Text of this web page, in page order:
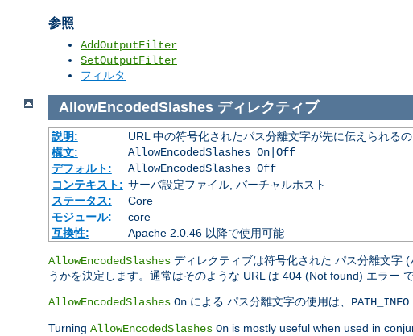
参照
AddOutputFilter
SetOutputFilter
フィルタ
AllowEncodedSlashes ディレクティブ
説明:
URL 中の符号化されたパス分離文字が先に伝えられる
構文:
AllowEncodedSlashes On|Off
デフォルト:
AllowEncodedSlashes Off
コンテキスト: サーバ設定ファイル, バーチャルホスト
ステータス:
Core
モジュール:
core
互換性:
Apache 2.0.46 以降で使用可能
AllowEncodedSlashes ディレクティブは符号化された パス分離文字 (
うかを決定します。通常はそのような URL は 404 (Not found) エラー で
AllowEncodedSlashes On による パス分離文字の使用は、 PATH_INFO
Turning AllowEncodedSlashes On is mostly useful when used in